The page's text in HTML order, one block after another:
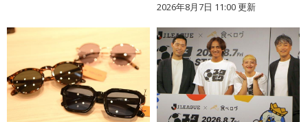
2026年8月7日 11:00更新